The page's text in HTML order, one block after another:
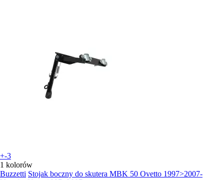
+-3
1 kolorów
Buzzetti Stojak boczny do skutera MBK 50 Ovetto 1997>2007-